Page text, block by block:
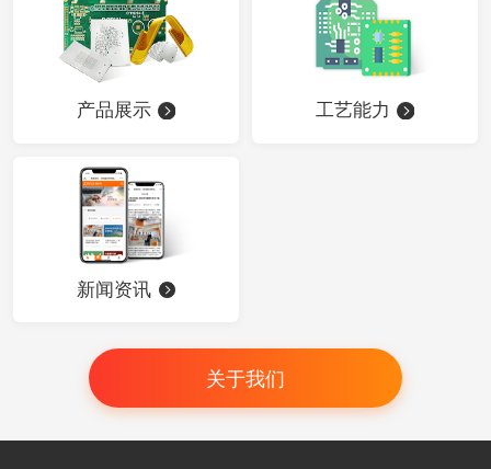
产品展示 工艺能力
新闻资讯
关于我们